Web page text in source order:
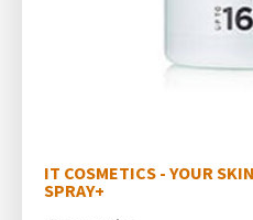
IT COSMETICS - YOUR
SPRAY+